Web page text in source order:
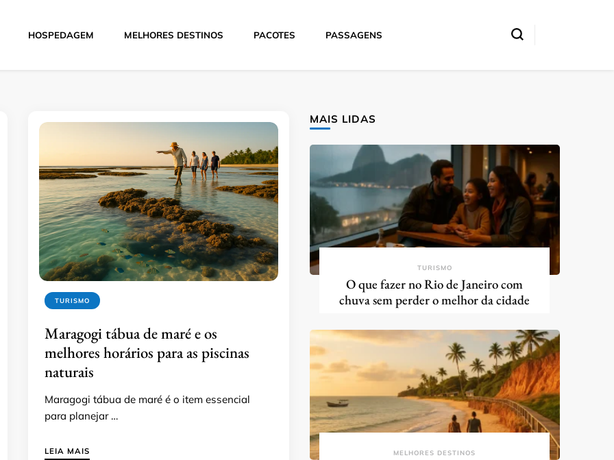
HOSPEDAGEM MELHORES DESTINOS PACOTES PASSAGENS
TURISMO
Maragogi tábua de maré e os
melhores horários para as piscinas
naturais
Maragogi tábua de maré é o item essencial
para planejar …
LEIA MAIS
MAIS LIDAS
TURISMO
O que fazer no Rio de Janeiro com
chuva sem perder o melhor da cidade
MELHORES DESTINOS